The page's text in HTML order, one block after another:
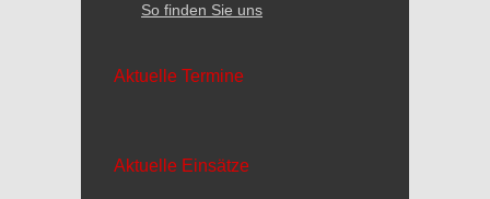
So finden Sie uns
Aktuelle Termine
Aktuelle Einsätze